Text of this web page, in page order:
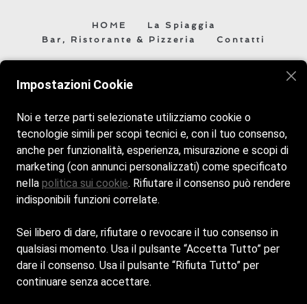
HOME
La Spiaggia
Bar, Ristorante & Pizzeria
Contatti
Veniteci a trovare vi aspettiamo! Siamo aperti tutti i giorni
Cookie Policy
Impostazioni Cookie
Noi e terze parti selezionate utilizziamo cookie o
tecnologie simili per scopi tecnici e, con il tuo consenso,
anche per funzionalità, esperienza, misurazione e scopi di
marketing (con annunci personalizzati) come specificato
nella politica sui cookie. Rifiutare il consenso può rendere
indisponibili funzioni correlate.
Sei libero di dare, rifiutare o revocare il tuo consenso in
qualsiasi momento. Usa il pulsante “Accetta Tutto” per
dare il consenso. Usa il pulsante “Rifiuta Tutto” per
continuare senza accettare.